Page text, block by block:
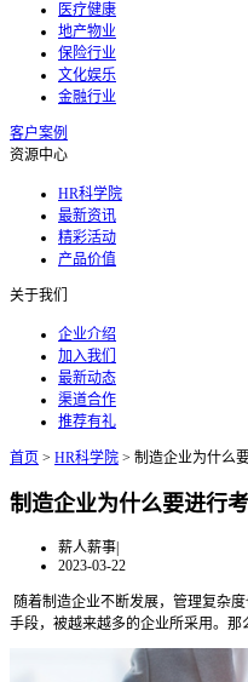
医疗健康
地产物业
保险行业
文化娱乐
金融行业
客户案例
资源中心
HR科学院
最新资讯
精彩活动
产品价值
关于我们
企业介绍
加入我们
最新动态
渠道合作
推荐有礼
首页 > HR科学院 > 制造企业为什么
制造企业为什么要进行考
薪人薪事|
2023-03-22
随着制造企业不断发展，管理复杂度
手段，被越来越多的企业所采用。那